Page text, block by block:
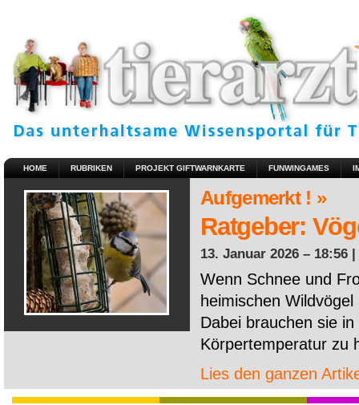
HOME RUBRIKEN PROJEKT GIFTWARNKARTE FUNWINGAMES
Aufgemerkt ! »
Ratgeber:
13. Januar 2026 – 18:56 |
Wenn Schnee und
heimischen
Dabei brauchen sie
Körpertemperatur zu
Lies den ganzen